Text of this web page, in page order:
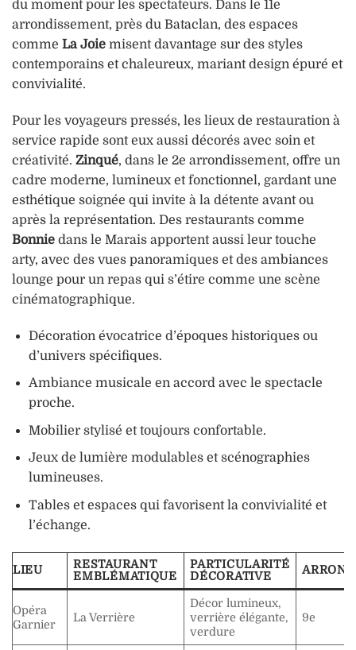
du moment pour les spectateurs. Dans le 11e
arrondissement, près du Bataclan, des espaces
comme La Joie misent davantage sur des styles
contemporains et chaleureux, mariant design épuré et
convivialité.
Pour les voyageurs pressés, les lieux de restauration à
service rapide sont eux aussi décorés avec soin et
créativité. Zinqué, dans le 2e arrondissement, offre un
cadre moderne, lumineux et fonctionnel, gardant une
esthétique soignée qui invite à la détente avant ou
après la représentation. Des restaurants comme
Bonnie dans le Marais apportent aussi leur touche
arty, avec des vues panoramiques et des ambiances
lounge pour un repas qui s’étire comme une scène
cinématographique.
Décoration évocatrice d’époques historiques ou
d’univers spécifiques.
Ambiance musicale en accord avec le spectacle
proche.
Mobilier stylisé et toujours confortable.
Jeux de lumière modulables et scénographies
lumineuses.
Tables et espaces qui favorisent la convivialité et
l’échange.
LIEU
RESTAURANT
EMBLÉMATIQUE
PARTICULARITÉ
DÉCORATIVE
Opéra
Garnier
La Verrière
Décor lumineux,
verrière élégante,
verdure
9e